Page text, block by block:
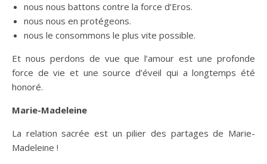
nous nous battons contre la force d’Eros.
nous nous en protégeons.
nous le consommons le plus vite possible.
Et nous perdons de vue que l’amour est une profonde
force de vie et une source d’éveil qui a longtemps été
honoré.
Marie-Madeleine
La relation sacrée est un pilier des partages de Marie-
Madeleine !